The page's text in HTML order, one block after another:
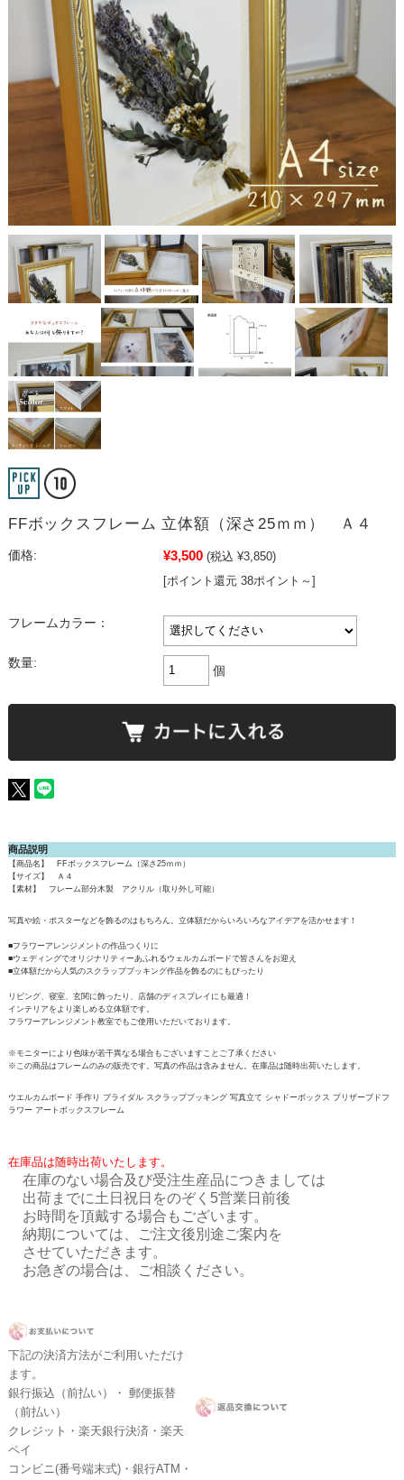
FFボックスフレーム 立体額（深さ25ｍｍ） Ａ４
価格: ¥3,500 (税込 ¥3,850)
[ポイント還元 38ポイント～]
フレームカラー：
数量:
個
商品説明
【商品名】 FFボックスフレーム（深さ25ｍｍ）
【サイズ】 Ａ４
【素材】 フレーム部分木製 アクリル（取り外し可能）
写真や絵・ポスターなどを飾るのはもちろん。立体額だからいろいろなアイデアを活かせます！
■フラワーアレンジメントの作品つくりに
■ウェディングでオリジナリティーあふれるウェルカムボードで皆さんをお迎え
■立体額だから人気のスクラップブッキング作品を飾るのにもぴったり
リビング、寝室、玄関に飾ったり、店舗のディスプレイにも最適！
インテリアをより楽しめる立体額です。
フラワーアレンジメント教室でもご使用いただいております。
※モニターにより色味が若干異なる場合もございますことご了承ください
※この商品はフレームのみの販売です。写真の作品は含みません。在庫品は随時出荷いたします。
ウエルカムボード 手作り ブライダル スクラップブッキング 写真立て シャドーボックス プリザーブドフ
ラワー アートボックスフレーム
在庫品は随時出荷いたします。
在庫のない場合及び受注生産品につきましては
出荷までに土日祝日をのぞく5営業日前後
お時間を頂戴する場合もございます。
納期については、ご注文後別途ご案内を
させていただきます。
お急ぎの場合は、ご相談ください。
下記の決済方法がご利用いただけ
ます。
銀行振込（前払い）・ 郵便振替
（前払い）
クレジット・楽天銀行決済・楽天
ペイ
コンビニ(番号端末式)・銀行ATM・